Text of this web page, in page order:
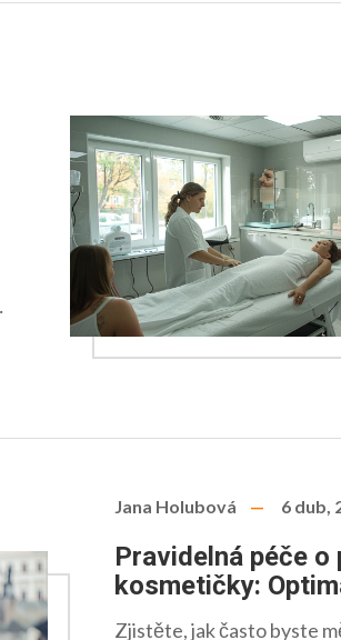
Jana Holubová 6 dub,
Pravidelná péče o
kosmetičky:
frekvenci svých
Zjistěte, jak často byste